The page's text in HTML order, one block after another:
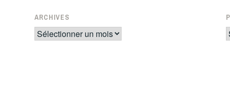
ARCHIVES
Archives